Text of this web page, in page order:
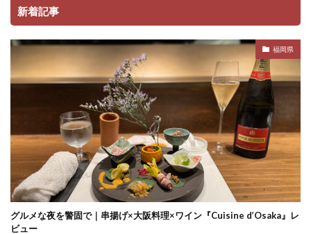
新着記事
福岡県
グルメな夜を警固で｜串揚げ×大阪料理×ワイン『Cuisine d’Osaka』レ
ビュー